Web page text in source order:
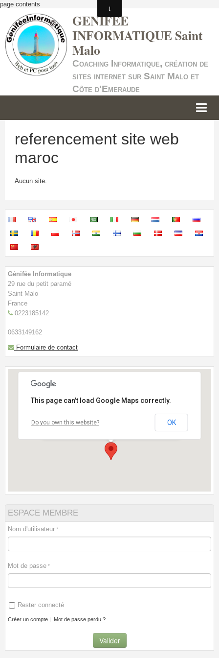
page contents
GENIFEE
INFORMATIQUE Saint
Malo
Coaching Informatique, création de
sites internet sur Saint Malo et
Côte d'Emeraude
SERVICE +
CONTACT
referencement site web
maroc
Aucun site.
Génifée Informatique
29 rue du petit paramé
Saint Malo
France
0223185142
0633149162
Formulaire de contact
- Près du cimetière des Ormeaux-Face à L'institut
This page can't load Google Maps correctly.
Do you own this website? OK
ESPACE MEMBRE
Nom d'utilisateur
Mot de passe
Rester connecté
Créer un compte | Mot de passe perdu ?